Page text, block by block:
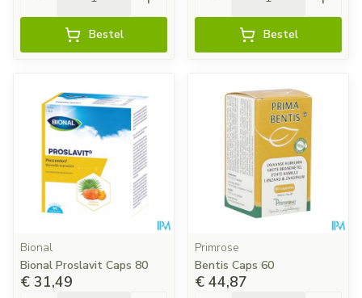
Bestel Bestel
Bional
Bional Proslavit Caps 80
€ 31,49
Primrose
Bentis Caps 60
€ 44,87